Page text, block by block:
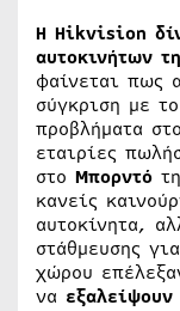
Η Hikvision
αυτοκινήτων
φαίνεται πως
σύγκριση με
προβλήματα
εταιρίες
στο Μπορντό
κανείς
αυτοκίνητα,
στάθμευσης
χώρου
να εξαλείψουν